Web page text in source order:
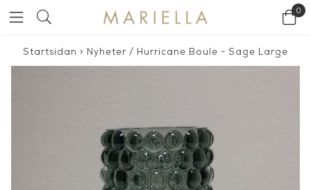
0
Startsidan > Nyheter / Hurricane Boule - Sage Large